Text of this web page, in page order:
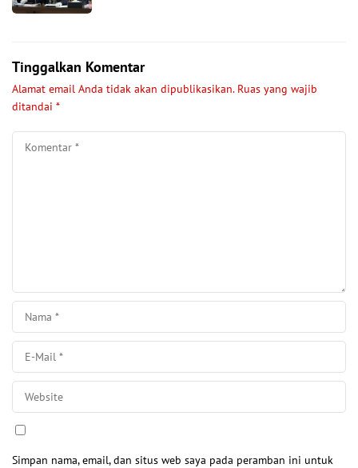
Tinggalkan Komentar
Alamat email Anda tidak akan dipublikasikan. Ruas yang wajib
ditandai *
Simpan nama, email, dan situs web saya pada peramban ini untuk